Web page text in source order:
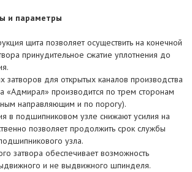
и параметры
щита позволяет осуществить на конечной
принудительное сжатие уплотнения до
затворов для открытых каналов производства
«Адмирал» производится по трем сторонам
направляющим и по порогу).
в подшипниковом узле снижают усилия на
позволяет продолжить срок службы
узла.
затвора обеспечивает возможность
и не выдвижного шпинделя.